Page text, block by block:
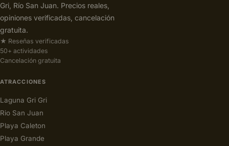
Gri, Río San Juan. Precios reales,
opiniones verificadas, cancelación
gratuita.
★ Reseñas verificadas
50+ actividades
Cancelación gratuita
ATRACCIONES
Laguna Gri Gri
Rio San Juan
Playa Caleton
Playa Grande